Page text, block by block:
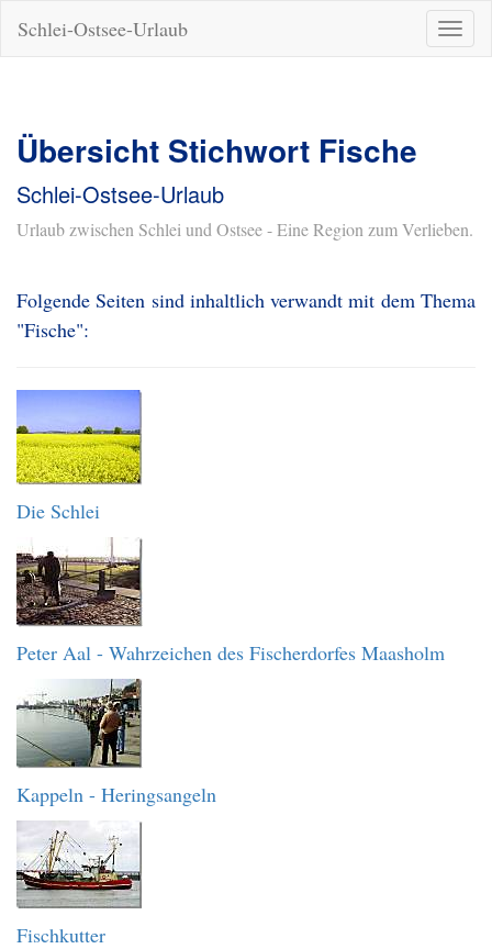
ein-/
Schlei-Ostsee-Urlaub
Übersicht Stichwort Fische
Schlei-Ostsee-Urlaub
Urlaub zwischen Schlei und Ostsee - Eine Region zum Verlieben.
Folgende Seiten sind inhaltlich verwandt mit dem Thema
"Fische":
Die Schlei
Peter Aal - Wahrzeichen des Fischerdorfes Maasholm
Kappeln - Heringsangeln
Fischkutter